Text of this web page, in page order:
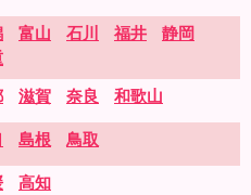
富山 石川 福井
静岡
滋賀 奈良 和歌山
島根 鳥取
高知